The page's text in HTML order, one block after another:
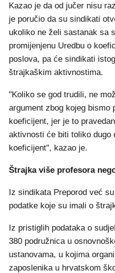
Kazao je da od jučer nisu
je poručio da su sindikati
ukoliko ne želi sastanak sa
promijenjenu Uredbu o
poslova, pa će sindikati
štrajkaškim aktivnostima.
"Koliko se god trudili, ne
argument zbog kojeg bismo
koeficijent, jer je to
aktivnosti će biti toliko dugo
koeficijent", kazao je.
Štrajka više profesora
Iz sindikata Preporod već
podatke koje su imali o
Iz pristiglih podataka o
380 podružnica u
ustanovama, u kojima
zaposlenika u hrvatskom